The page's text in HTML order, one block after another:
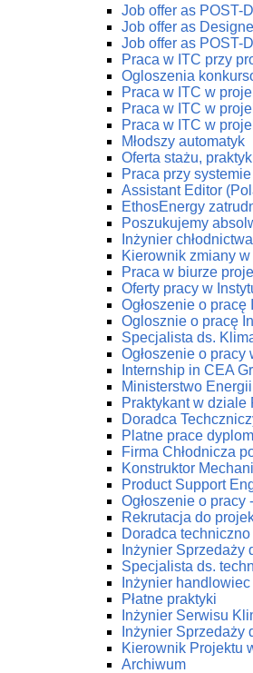
Job offer as POST-
Job offer as
Job offer as POST-
Praca w ITC przy
Ogloszenia
Praca w ITC w
Praca w ITC w
Praca w ITC w
Młodszy automatyk
Oferta stażu,
Praca przy
Assistant Editor
EthosEnergy
Poszukujemy
Inżynier
Kierownik zmiany
Praca w biurze
Oferty pracy w
Ogłoszenie o
Oglosznie o pracę
Specjalista ds.
Ogłoszenie o
Internship in CEA
Ministerstwo
Praktykant w dziale
Doradca
Platne prace
Firma Chłodnicza
Konstruktor
Product Support
Ogłoszenie o pracy
Rekrutacja do
Doradca
Inżynier Sprzedaży
Specjalista ds.
Inżynier
Płatne praktyki
Inżynier Serwisu
Inżynier Sprzedaży
Kierownik Projektu
Archiwum